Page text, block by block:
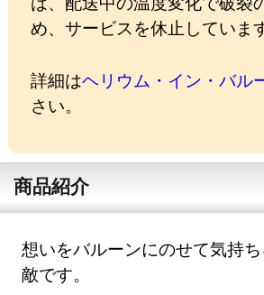
め、サービスを休止しています
詳細はヘリウム・イン・バル
さい。
商品紹介
想いをバルーンにのせて気持
敵です。